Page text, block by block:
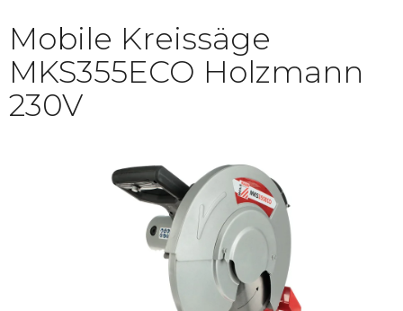
Mobile Kreissäge
MKS355ECO Holzmann
230V